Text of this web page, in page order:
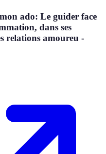
ado: Le guider face
dans ses
relations amoureu -